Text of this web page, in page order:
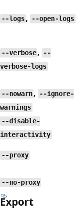
--logs , --open-logs
--verbose ,
--
verbose-logs
--nowarn ,
--ignore-
warnings
--disable-
interactivity
--proxy
--no-proxy
Export